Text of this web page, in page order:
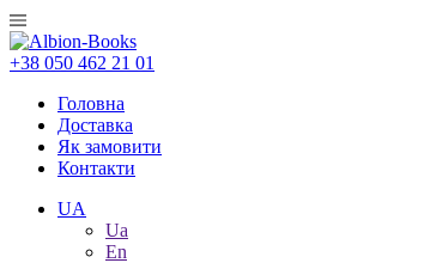
+38 050 462 21 01
Головна
Доставка
Як замовити
Контакти
UA
Ua
En